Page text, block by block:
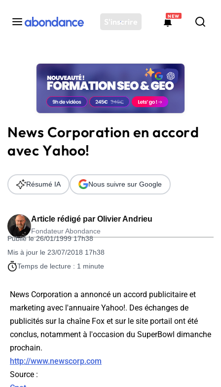
S'inscrire
NEW
Toutes les actus
Actus SEO
Plateforme
Solutions
Ressources
Audit SEO
News Corporation en accord
avec Yahoo!
Article rédigé par Olivier Andrieu
Fondateur Abondance
Publié le 26/01/1999 17h38
Mis à jour le 23/07/2018 17h38
Temps de lecture : 1 minute
Résumé IA Nous suivre sur Google
News Corporation a annoncé un accord publicitaire et
marketing avec l'annuaire Yahoo!. Des échanges de
publicités sur la chaîne Fox et sur le site portail ont été
conclus, notamment à l'occasion du SuperBowl dimanche
prochain.
http://www.newscorp.com
Source :